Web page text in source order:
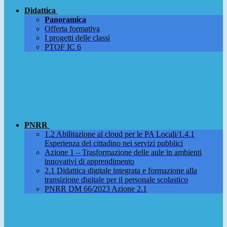
Didattica
Panoramica
Offerta formativa
I progetti delle classi
PTOF IC 6
PNRR
1.2 Abilitazione al cloud per le PA Locali/1.4.1
Esperienza del cittadino nei servizi pubblici
Azione 1 – Trasformazione delle aule in ambienti
innovativi di apprendimento
2.1 Didattica digitale integrata e formazione alla
transizione digitale per il personale scolastico
PNRR DM 66/2023 Azione 2.1